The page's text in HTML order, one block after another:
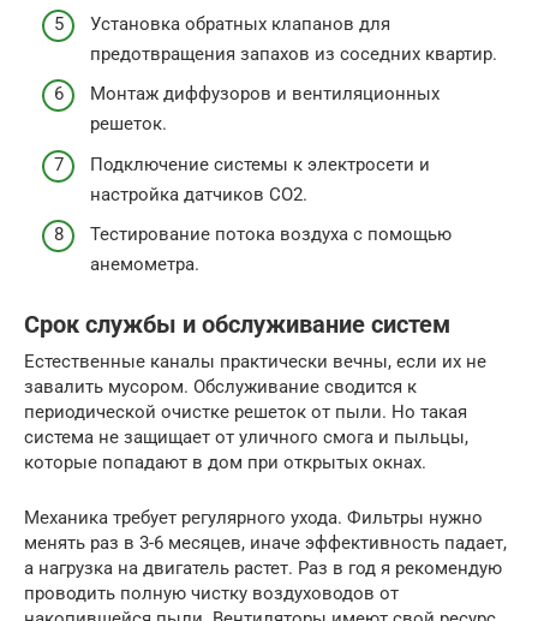
Установка обратных клапанов для
предотвращения запахов из соседних квартир.
Монтаж диффузоров и вентиляционных
решеток.
Подключение системы к электросети и
настройка датчиков CO2.
Тестирование потока воздуха с помощью
анемометра.
Срок службы и обслуживание систем
Естественные каналы практически вечны, если их не
завалить мусором. Обслуживание сводится к
периодической очистке решеток от пыли. Но такая
система не защищает от уличного смога и пыльцы,
которые попадают в дом при открытых окнах.
Механика требует регулярного ухода. Фильтры нужно
менять раз в 3-6 месяцев, иначе эффективность падает,
а нагрузка на двигатель растет. Раз в год я рекомендую
проводить полную чистку воздуховодов от